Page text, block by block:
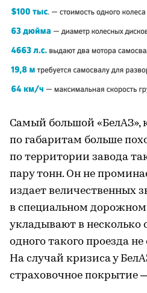
Самый большой «БелАЗ»,
по габаритам больше
по территории завода
пару тонн. Он не
издает величественных
в специальном дорожном
укладывают в несколько
одного такого проезда
На случай кризиса у
страховочное покрытие